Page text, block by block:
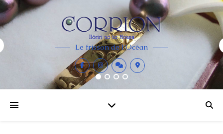
Le frisson de l'Océan